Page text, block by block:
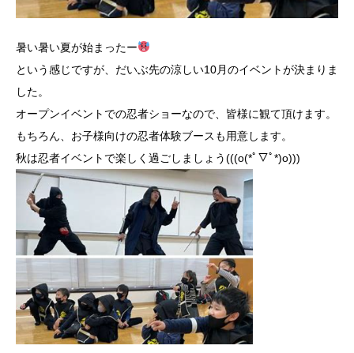
暑い暑い夏が始まったー
という感じですが、だいぶ先の涼しい10月のイベントが決まりま
した。
オープンイベントでの忍者ショーなので、皆様に観て頂けます。
もちろん、お子様向けの忍者体験ブースも用意します。
秋は忍者イベントで楽しく過ごしましょう(((o(*ﾟ▽ﾟ*)o)))